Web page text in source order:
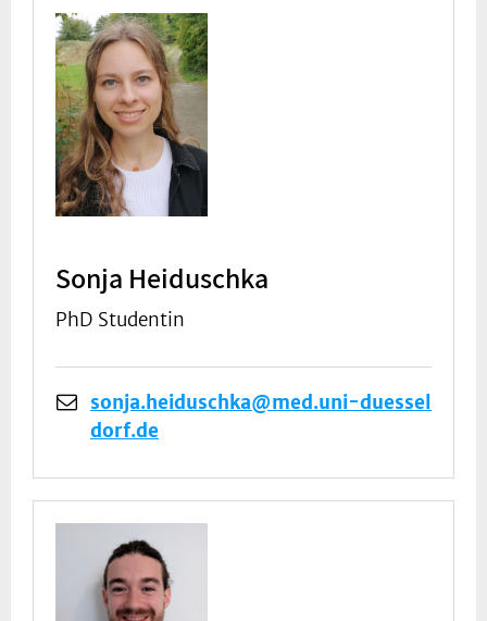
Sonja Heiduschka
PhD Studentin
sonja.heiduschka@med.uni-duessel
dorf.de